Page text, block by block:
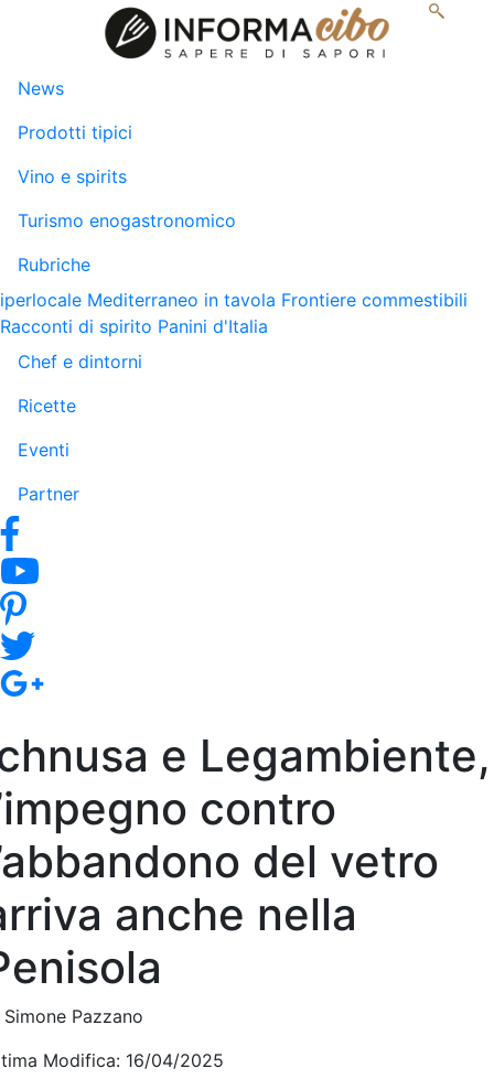
News
Prodotti tipici
Vino e spirits
Turismo enogastronomico
Rubriche
iperlocale Mediterraneo in tavola Frontiere commestibili
Racconti di spirito Panini d'Italia
Chef e dintorni
Ricette
Eventi
Partner
e Legambiente,
contro
del vetro
anche nella
Pazzano
Modifica: 16/04/2025